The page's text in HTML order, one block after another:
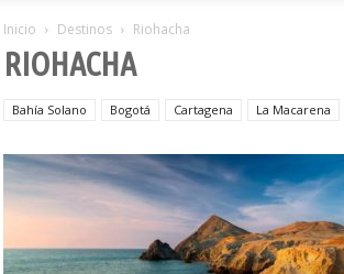
Inicio Destinos Riohacha
RIOHACHA
Bahía Solano Bogotá Cartagena La Macarena